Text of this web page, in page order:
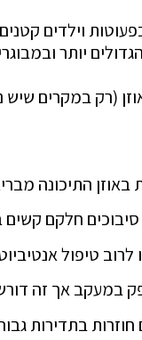
וילדים
יותר
(רק במקרים שיש
חלקם
אנטיביוטי דרך
במעקב אך זה
חוזרות בתדירות